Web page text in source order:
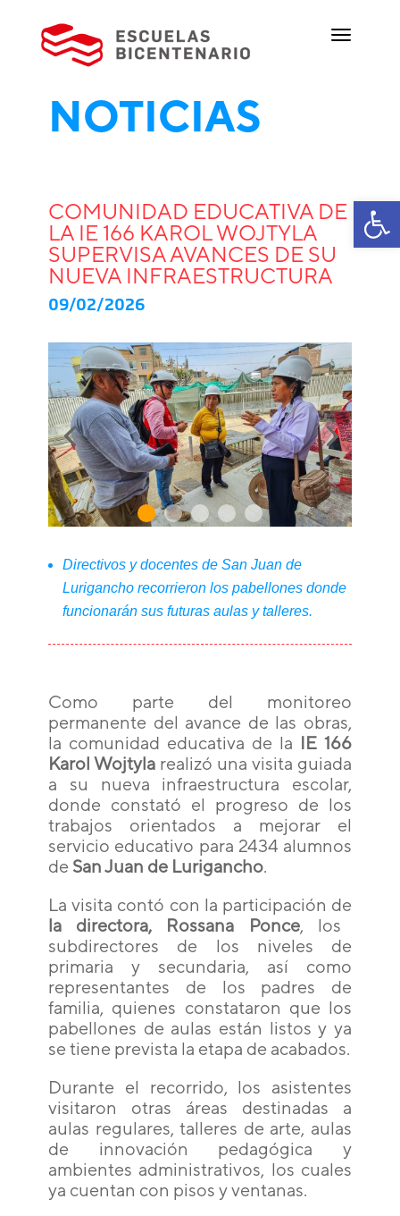
NOTICIAS
COMUNIDAD EDUCATIVA DE
LA IE 166 KAROL WOJTYLA
SUPERVISA AVANCES DE SU
NUEVA INFRAESTRUCTURA
09/02/2026
Directivos y docentes de San Juan de
Lurigancho recorrieron los pabellones donde
funcionarán sus futuras aulas y talleres.
Como parte del monitoreo
permanente del avance de las obras,
la comunidad educativa de la IE 166
Karol Wojtyla realizó una visita guiada
a su nueva infraestructura escolar,
donde constató el progreso de los
trabajos orientados a mejorar el
servicio educativo para 2434 alumnos
de San Juan de Lurigancho.
La visita contó con la participación de
la directora, Rossana Ponce, los
subdirectores de los niveles de
primaria y secundaria, así como
representantes de los padres de
familia, quienes constataron que los
pabellones de aulas están listos y ya
se tiene prevista la etapa de acabados.
Durante el recorrido, los asistentes
visitaron otras áreas destinadas a
aulas regulares, talleres de arte, aulas
de innovación pedagógica y
ambientes administrativos, los cuales
ya cuentan con pisos y ventanas.